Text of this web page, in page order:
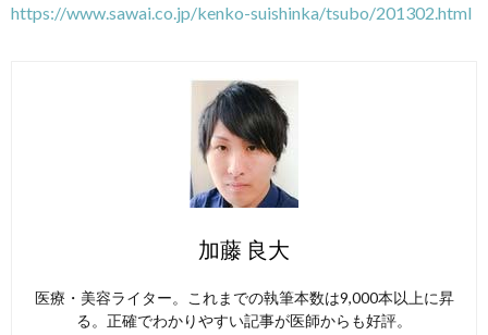
https://www.sawai.co.jp/kenko-suishinka/tsubo/201302.html
加藤 良大
医療・美容ライター。これまでの執筆本数は9,000本以上に昇
る。正確でわかりやすい記事が医師からも好評。